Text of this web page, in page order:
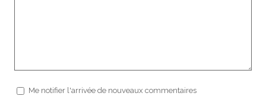
Me notifier l'arrivée de nouveaux commentaires